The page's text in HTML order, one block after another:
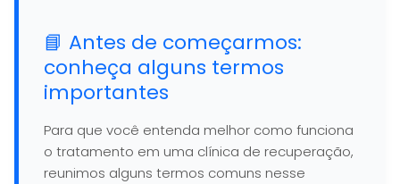
📘 Antes de começarmos:
conheça alguns termos
importantes
Para que você entenda melhor como funciona
o tratamento em uma clínica de recuperação,
reunimos alguns termos comuns nesse